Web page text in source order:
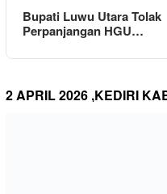
Bupati Luwu Utara Tolak
Perpanjangan HGU…
2 APRIL 2026 ,KEDIRI